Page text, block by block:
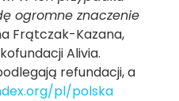
ogromne znaczenie
Frątczak-Kazana,
Alivia.
refundacji, a
pl/polska